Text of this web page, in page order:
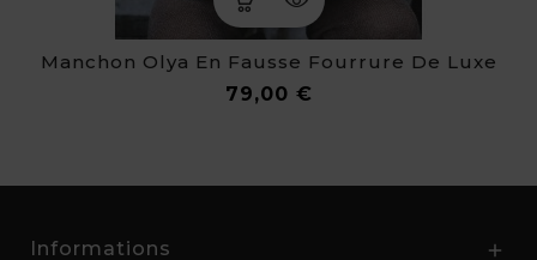
Manchon Olya En Fausse Fourrure De Luxe
79,00 €
Informations 